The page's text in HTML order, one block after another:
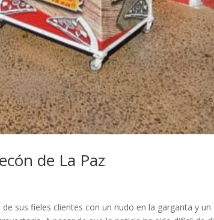
de La Paz
sus fieles clientes con un nudo en la garganta y un